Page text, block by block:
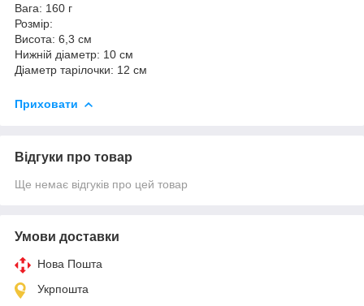
Вага: 160 г
Розмір:
Висота: 6,3 см
Нижній діаметр: 10 см
Діаметр тарілочки: 12 см
Приховати
Відгуки про товар
Ще немає відгуків про цей товар
Умови доставки
Нова Пошта
Укрпошта